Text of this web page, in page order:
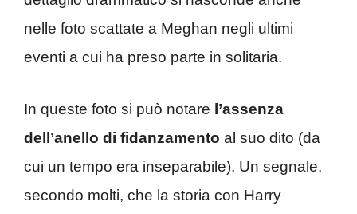
nelle foto scattate a Meghan negli ultimi
eventi a cui ha preso parte in solitaria.
In queste foto si può notare l’assenza
dell’anello di fidanzamento al suo dito (da
cui un tempo era inseparabile). Un segnale,
secondo molti, che la storia con Harry